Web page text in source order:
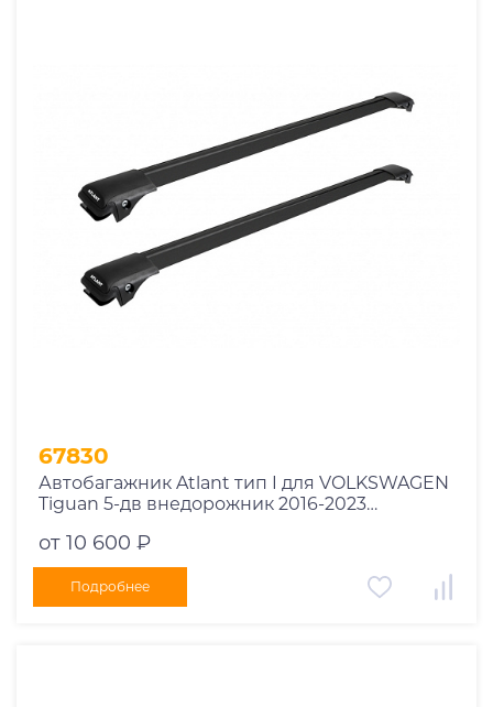
67830
Автобагажник Atlant тип I для VOLKSWAGEN
Tiguan 5-дв внедорожник 2016-2023
10002+11115+11114
от 10 600 ₽
Подробнее